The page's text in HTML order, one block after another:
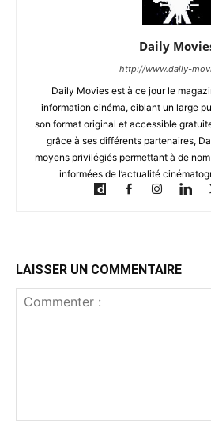
Daily
http://www.daily-
Daily Movies est à ce jour le
information cinéma, ciblant un large
son format original et accessible
grâce à ses différents partenaires,
moyens privilégiés permettant à de
informées de l’actualité
LAISSER UN COMMENTAIRE